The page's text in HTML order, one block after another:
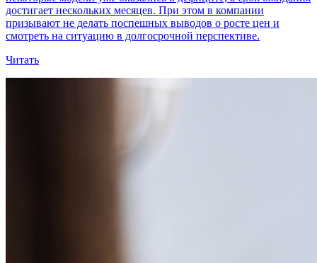
достигает нескольких месяцев. При этом в компании
призывают не делать поспешных выводов о росте цен и
смотреть на ситуацию в долгосрочной перспективе.
Читать